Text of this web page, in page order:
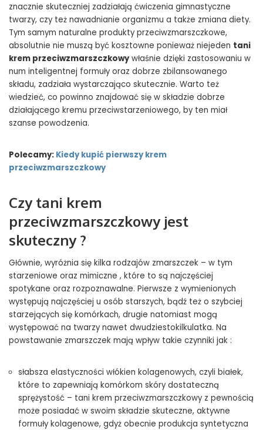
znacznie skuteczniej zadziałają ćwiczenia gimnastyczne
twarzy, czy też nawadnianie organizmu a także zmiana diety.
Tym samym naturalne produkty przeciwzmarszczkowe,
absolutnie nie muszą być kosztowne ponieważ niejeden tani
krem przeciwzmarszczkowywłaśnie dzięki zastosowaniu w
num inteligentnej formuły oraz dobrze zbilansowanego
składu, zadziała wystarczająco skutecznie. Warto też
wiedzieć, co powinno znajdować się w składzie dobrze
działającego kremu przeciwstarzeniowego, by ten miał
szanse powodzenia.
Polecamy: Kiedy kupić pierwszy krem
przeciwzmarszczkowy
Czy tani krem
przeciwzmarszczkowy jest
skuteczny ?
Głównie, wyróżnia się kilka rodzajów zmarszczek – w tym
starzeniowe oraz mimiczne , które to są najczęściej
spotykane oraz rozpoznawalne. Pierwsze z wymienionych
występują najczęściej u osób starszych, bądź też o szybciej
starzejących się komórkach, drugie natomiast mogą
występować na twarzy nawet dwudziestokilkulatka. Na
powstawanie zmarszczek mają wpływ takie czynniki jak :
słabsza elastyczności włókien kolagenowych, czyli białek,
które to zapewniają komórkom skóry dostateczną
sprężystość – tani krem przeciwzmarszczkowy z pewnością
może posiadać w swoim składzie skuteczne, aktywne
formuły kolagenowe, gdyż obecnie produkcja syntetyczna